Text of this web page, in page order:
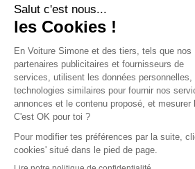
La demande de fabrication du titre
La démarche est des plus
rendez-vous dans votre
rassemblez et
suivants :